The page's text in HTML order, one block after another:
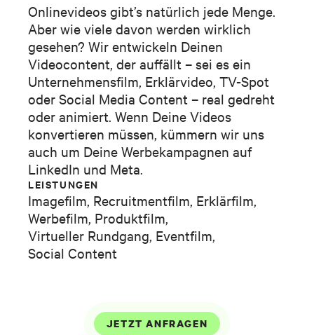
Onlinevideos gibt’s natürlich jede Menge.
Aber wie viele davon werden wirklich
gesehen? Wir entwickeln Deinen
Videocontent, der auffällt – sei es ein
Unternehmensfilm, Erklärvideo, TV-Spot
oder Social Media Content – real gedreht
oder animiert. Wenn Deine Videos
konvertieren müssen, kümmern wir uns
auch um Deine Werbekampagnen auf
LinkedIn und Meta.
LEISTUNGEN
Imagefilm, Recruitmentfilm, Erklärfilm,
Werbefilm, Produktfilm,
Virtueller Rundgang, Eventfilm,
Social Content
JETZT ANFRAGEN